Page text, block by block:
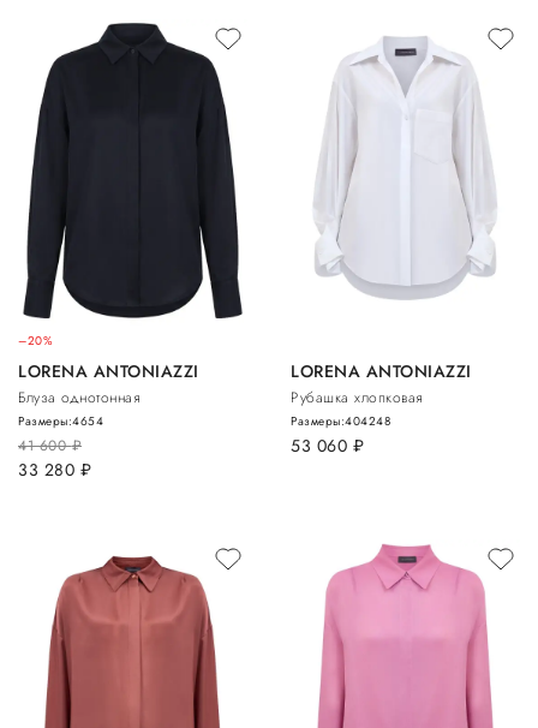
–20%
LORENA ANTONIAZZI
Блуза однотонная
41 600руб.
33 280 руб.
Размеры:4654
LORENA ANTONIAZZI
Рубашка хлопковая
53 060 руб.
Размеры:404248